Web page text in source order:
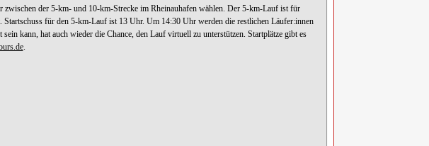
zwischen der 5-km- und 10-km-Strecke im Rheinauhafen wählen. Der 5-km-Lauf ist für
für den 5-km-Lauf ist 13 Uhr. Um 14:30 Uhr werden die restlichen Läufer:innen
kann, hat auch wieder die Chance, den Lauf virtuell zu unterstützen. Startplätze gibt es
.